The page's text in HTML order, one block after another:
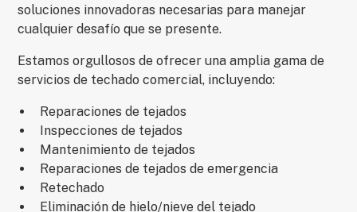
soluciones innovadoras necesarias para manejar
cualquier desafío que se presente.
Estamos orgullosos de ofrecer una amplia gama de
servicios de techado comercial, incluyendo:
Reparaciones de tejados
Inspecciones de tejados
Mantenimiento de tejados
Reparaciones de tejados de emergencia
Retechado
Eliminación de hielo/nieve del tejado